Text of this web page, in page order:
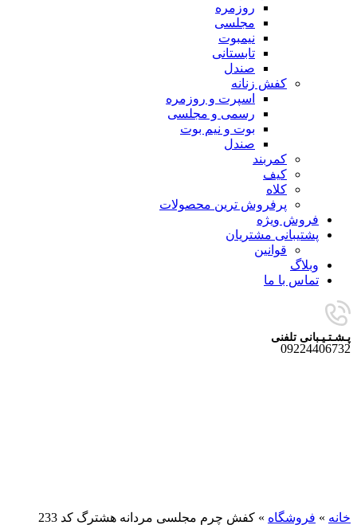
روزمره
مجلسی
نیمبوت
تابستانی
صندل
کفش زنانه
اسپرت و روزمره
رسمی و مجلسی
بوت و نیم بوت
صندل
کمربند
کیف
کلاه
پرفروش ترین محصولات
فروش ویژه
پشتیبانی مشتریان
قوانین
وبلاگ
تماس با ما
پـشـتـیـبانی تلفنی
09224406732
خانه » فروشگاه » کفش چرم مجلسی مردانه هشترگ کد 233